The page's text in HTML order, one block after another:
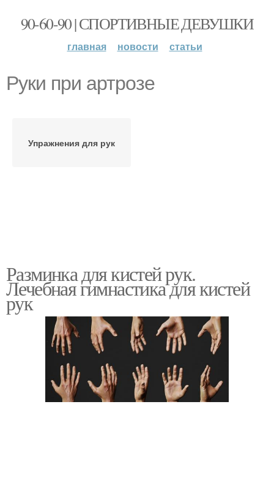
90-60-90 | СПОРТИВНЫЕ ДЕВУШКИ
главная новости статьи
Руки при артрозе
Упражнения для рук
Разминка для кистей рук.
Лечебная гимнастика для кистей
рук